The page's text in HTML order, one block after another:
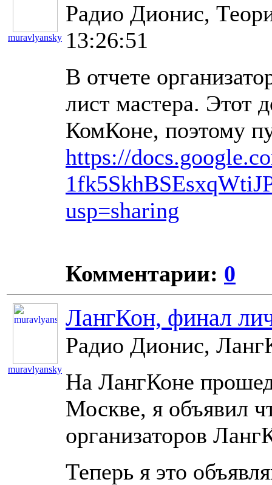
muravlyansky
Радио Дионис,
13:26:51
В отчете
лист мастера. Этот
КомКоне, поэтому
https://
usp=sharing
Комментарии: 0
muravlyansky
ЛангКон, финал
Радио Дионис,
На ЛангКоне
Москве, я объявил
организаторов
Теперь я это